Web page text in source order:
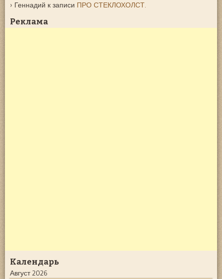
Геннадий к записи ПРО СТЕКЛОХОЛСТ.
Реклама
Календарь
Август 2026